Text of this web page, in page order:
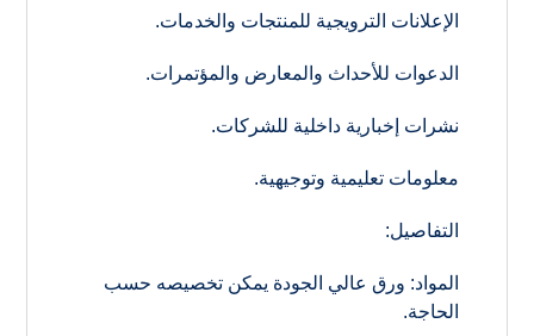
الإعلانات الترويجية للمنتجات والخدمات.
الدعوات للأحداث والمعارض والمؤتمرات.
نشرات إخبارية داخلية للشركات.
معلومات تعليمية وتوجيهية.
التفاصيل:
المواد: ورق عالي الجودة يمكن تخصيصه حسب
الحاجة.